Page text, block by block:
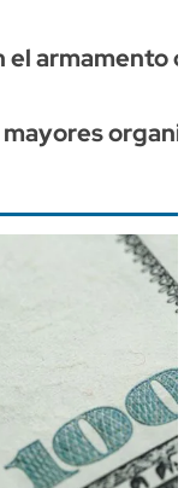
armamento
mayores